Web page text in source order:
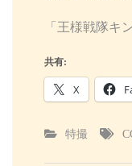
「王様戦隊
共有:
X
特撮